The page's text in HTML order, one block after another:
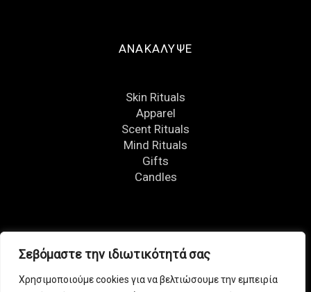
Σεβόμαστε την ιδιωτικότητά σας
Χρησιμοποιούμε cookies για να βελτιώσουμε την εμπειρία
ΑΝΑΚΑΛΥΨΕ
Skin Rituals
Apparel
Scent Rituals
Mind Rituals
Gifts
Candles
FOLLOW US